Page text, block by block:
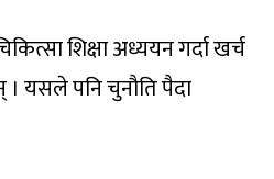
शिक्षा अध्ययन गर्दा खर्च
यसले पनि चुनौति पैदा